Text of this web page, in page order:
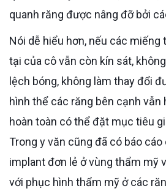
quanh răng được nâng đỡ bởi
Nói dễ hiểu hơn, nếu các miếng trám thẩm mỹ hiện
tại của cô vẫn còn kín sát,
lệch bóng, không làm thay đổi
hình thể các răng bên cạnh vẫn
hoàn toàn có thể đặt mục tiêu
Trong y văn cũng đã có báo
implant đơn lẻ ở vùng thẩm mỹ
với phục hình thẩm mỹ ở các